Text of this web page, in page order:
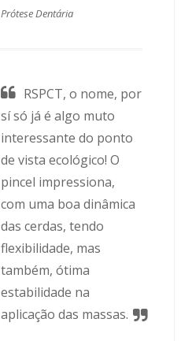
Prótese Dentária
RSPCT, o nome, por
sí só já é algo muto
interessante do ponto
de vista ecológico! O
pincel impressiona,
com uma boa dinâmica
das cerdas, tendo
flexibilidade, mas
também, ótima
estabilidade na
aplicação das massas.